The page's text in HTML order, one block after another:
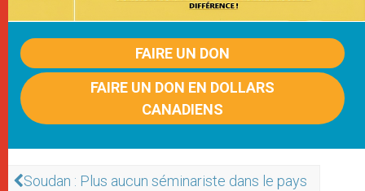
FAIRE UN DON
FAIRE UN DON EN DOLLARS
CANADIENS
Soudan : Plus aucun séminariste dans le pays